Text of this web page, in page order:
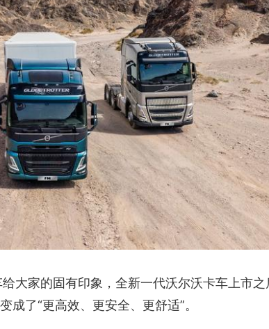
大家的固有印象，全新一代沃尔沃卡车上市之
成了“更高效、更安全、更舒适”。